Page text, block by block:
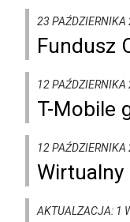
23
Fundusz
12
T-Mobile
12
Wirtualny
AKTUALZACJA: 1